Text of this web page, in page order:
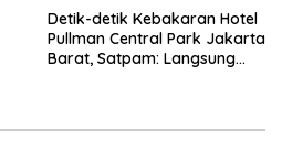
Detik-detik Kebakaran Hotel
Pullman Central Park Jakarta
Barat, Satpam: Langsung